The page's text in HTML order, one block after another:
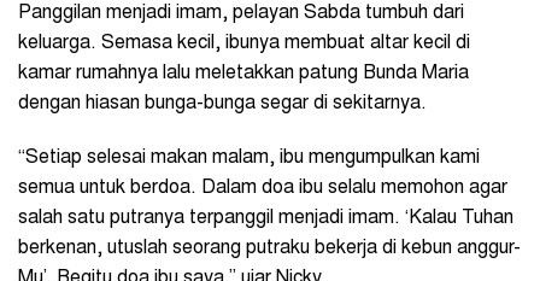
Panggilan menjadi imam, pelayan Sabda tumbuh dari
keluarga. Semasa kecil, ibunya membuat altar kecil di
kamar rumahnya lalu meletakkan patung Bunda Maria
dengan hiasan bunga-bunga segar di sekitarnya.
“Setiap selesai makan malam, ibu mengumpulkan kami
semua untuk berdoa. Dalam doa ibu selalu memohon agar
salah satu putranya terpanggil menjadi imam. ‘Kalau Tuhan
berkenan, utuslah seorang putraku bekerja di kebun anggur-